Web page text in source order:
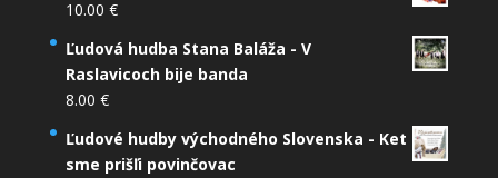
10.00 €
Ľudová hudba Stana Baláža - V
Raslavicoch bije banda
8.00 €
Ľudové hudby východného Slovenska - Ket
sme prišľi povinčovac